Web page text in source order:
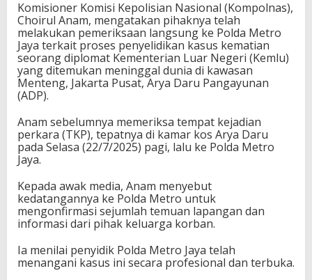
Komisioner Komisi Kepolisian Nasional (Kompolnas),
Choirul Anam, mengatakan pihaknya telah
melakukan pemeriksaan langsung ke Polda Metro
Jaya terkait proses penyelidikan kasus kematian
seorang diplomat Kementerian Luar Negeri (Kemlu)
yang ditemukan meninggal dunia di kawasan
Menteng, Jakarta Pusat, Arya Daru Pangayunan
(ADP).
Anam sebelumnya memeriksa tempat kejadian
perkara (TKP), tepatnya di kamar kos Arya Daru
pada Selasa (22/7/2025) pagi, lalu ke Polda Metro
Jaya.
Kepada awak media, Anam menyebut
kedatangannya ke Polda Metro untuk
mengonfirmasi sejumlah temuan lapangan dan
informasi dari pihak keluarga korban.
Ia menilai penyidik Polda Metro Jaya telah
menangani kasus ini secara profesional dan terbuka.